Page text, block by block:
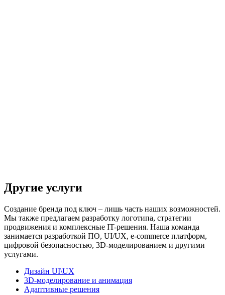
Другие услуги
Создание бренда под ключ – лишь часть наших возможностей.
Мы также предлагаем разработку логотипа, стратегии
продвижения и комплексные IT-решения. Наша команда
занимается разработкой ПО, UI/UX, e-commerce платформ,
цифровой безопасностью, 3D-моделированием и другими
услугами.
Дизайн UI\UX
3D-моделирование и анимация
Адаптивные решения